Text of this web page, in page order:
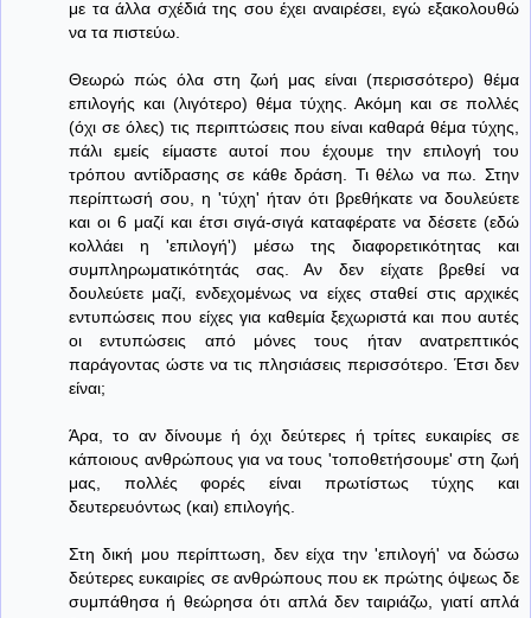
με τα άλλα σχέδιά της σου έχει αναιρέσει, εγώ εξακολουθώ
να τα πιστεύω.
Θεωρώ πώς όλα στη ζωή μας είναι (περισσότερο) θέμα
επιλογής και (λιγότερο) θέμα τύχης. Ακόμη και σε πολλές
(όχι σε όλες) τις περιπτώσεις που είναι καθαρά θέμα τύχης,
πάλι εμείς είμαστε αυτοί που έχουμε την επιλογή του
τρόπου αντίδρασης σε κάθε δράση. Τι θέλω να πω. Στην
περίπτωσή σου, η 'τύχη' ήταν ότι βρεθήκατε να δουλεύετε
και οι 6 μαζί και έτσι σιγά-σιγά καταφέρατε να δέσετε (εδώ
κολλάει η 'επιλογή') μέσω της διαφορετικότητας και
συμπληρωματικότητάς σας. Αν δεν είχατε βρεθεί να
δουλεύετε μαζί, ενδεχομένως να είχες σταθεί στις αρχικές
εντυπώσεις που είχες για καθεμία ξεχωριστά και που αυτές
οι εντυπώσεις από μόνες τους ήταν ανατρεπτικός
παράγοντας ώστε να τις πλησιάσεις περισσότερο. Έτσι δεν
είναι;
Άρα, το αν δίνουμε ή όχι δεύτερες ή τρίτες ευκαιρίες σε
κάποιους ανθρώπους για να τους 'τοποθετήσουμε' στη ζωή
μας, πολλές φορές είναι πρωτίστως τύχης και
δευτερευόντως (και) επιλογής.
Στη δική μου περίπτωση, δεν είχα την 'επιλογή' να δώσω
δεύτερες ευκαιρίες σε ανθρώπους που εκ πρώτης όψεως δε
συμπάθησα ή θεώρησα ότι απλά δεν ταιριάζω, γιατί απλά